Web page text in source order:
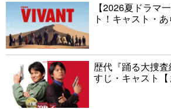
【2026夏ドラマ
ト！キャスト・
歴代『踊る大捜
すじ・キャスト【